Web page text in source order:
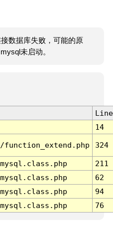
数据库失败，可能的原
未启动。
Line
14
324
211
62
94
76